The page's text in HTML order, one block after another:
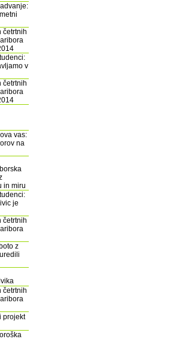
četrtnih
v
četrtnih
vas:
na
in miru
je
četrtnih
z
četrtnih
projekt